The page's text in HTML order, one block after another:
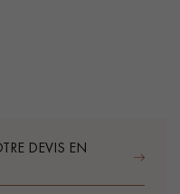
DEVIS EN